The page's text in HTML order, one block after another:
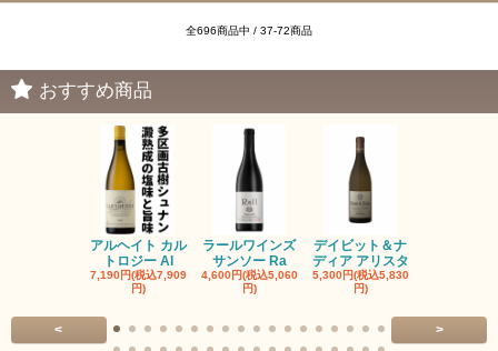
全696商品中 / 37-72商品
おすすめ商品
アルヘイト カル
トロジー Al
7,190円(税込7,909
円)
ラールワインズ
サンソー Ra
4,600円(税込5,060
円)
デイビット＆ナ
ディア アリスタ
5,300円(税込5,830
円)
< >